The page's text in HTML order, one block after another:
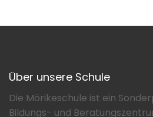
Über unsere Schule
Die Mörikeschule ist ein
Bildungs- und